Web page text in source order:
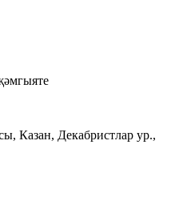
Казан, Декабристлар ур.,